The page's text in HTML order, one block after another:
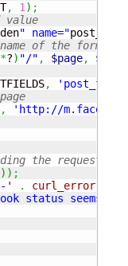
, 1) ;
value
" name="
of the form
?) "/" , $page,
,
,
'http://
the request
) ) ;
' . curl_error
status seems